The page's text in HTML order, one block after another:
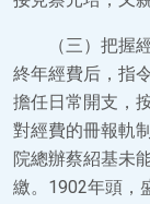
（三）把握
終年經費后，指
擔任日常開支，
對經費的冊報軌
院總辦蔡紹基未
繳。1902年頭，